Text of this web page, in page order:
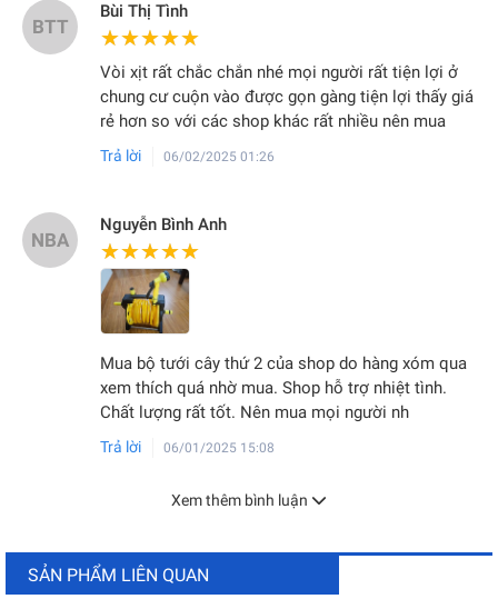
BTT
Bùi Thị Tình
★★★★★
★★★★★
Vòi xịt rất chắc chắn nhé mọi người rất tiện lợi ở
chung cư cuộn vào được gọn gàng tiện lợi thấy giá
rẻ hơn so với các shop khác rất nhiều nên mua
Trả lời 06/02/2025 01:26
NBA
Nguyễn Bình Anh
★★★★★
★★★★★
Mua bộ tưới cây thứ 2 của shop do hàng xóm qua
xem thích quá nhờ mua. Shop hỗ trợ nhiệt tình.
Chất lượng rất tốt. Nên mua mọi người nh
Trả lời 06/01/2025 15:08
Xem thêm bình luận
SẢN PHẨM LIÊN QUAN